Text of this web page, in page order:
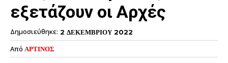
εξετάζουν οι Αρχές
Δημοσιεύθηκε: 2 ΔΕΚΕΜΒΡΙΟΥ 2022
Από ΑΡΤΙΝΟΣ